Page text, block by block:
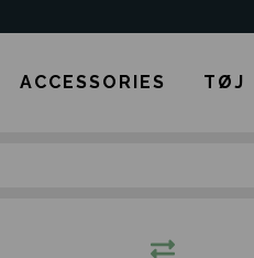
ACCESSORIES TØJ